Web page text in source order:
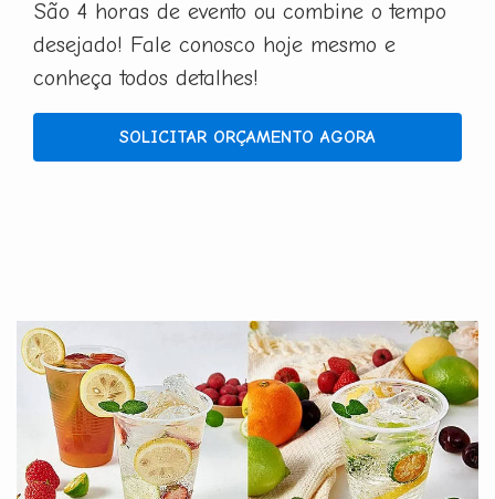
São 4 horas de evento ou combine o tempo
desejado! Fale conosco hoje mesmo e
conheça todos detalhes!
SOLICITAR ORÇAMENTO AGORA